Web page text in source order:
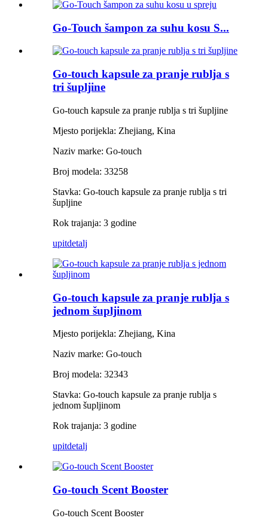
Go-Touch šampon za suhu kosu S...
Go-touch kapsule za pranje rublja s
tri šupljine
Go-touch kapsule za pranje rublja s tri šupljine
Mjesto porijekla: Zhejiang, Kina
Naziv marke: Go-touch
Broj modela: 33258
Stavka: Go-touch kapsule za pranje rublja s tri
šupljine
Rok trajanja: 3 godine
upitdetalj
Go-touch kapsule za pranje rublja s
jednom šupljinom
Mjesto porijekla: Zhejiang, Kina
Naziv marke: Go-touch
Broj modela: 32343
Stavka: Go-touch kapsule za pranje rublja s
jednom šupljinom
Rok trajanja: 3 godine
upitdetalj
Go-touch Scent Booster
Go-touch Scent Booster